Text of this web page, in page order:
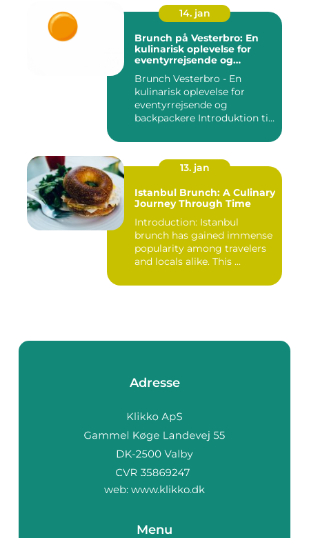
14. jan
Brunch på Vesterbro: En
kulinarisk oplevelse for
eventyrrejsende og
Brunch Vesterbro - En
kulinarisk oplevelse for
eventyrrejsende og
backpackere Introduktion til
13. jan
Istanbul Brunch: A Culinary
Journey Through Time
Introduction: Istanbul
brunch has gained immense
popularity among travelers
and locals alike. This ...
Adresse
web: www.klikko.dk
Menu